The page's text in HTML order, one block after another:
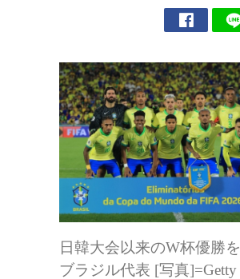
日韓大会以来のW杯優勝
ブラジル代表 [写真]=Getty